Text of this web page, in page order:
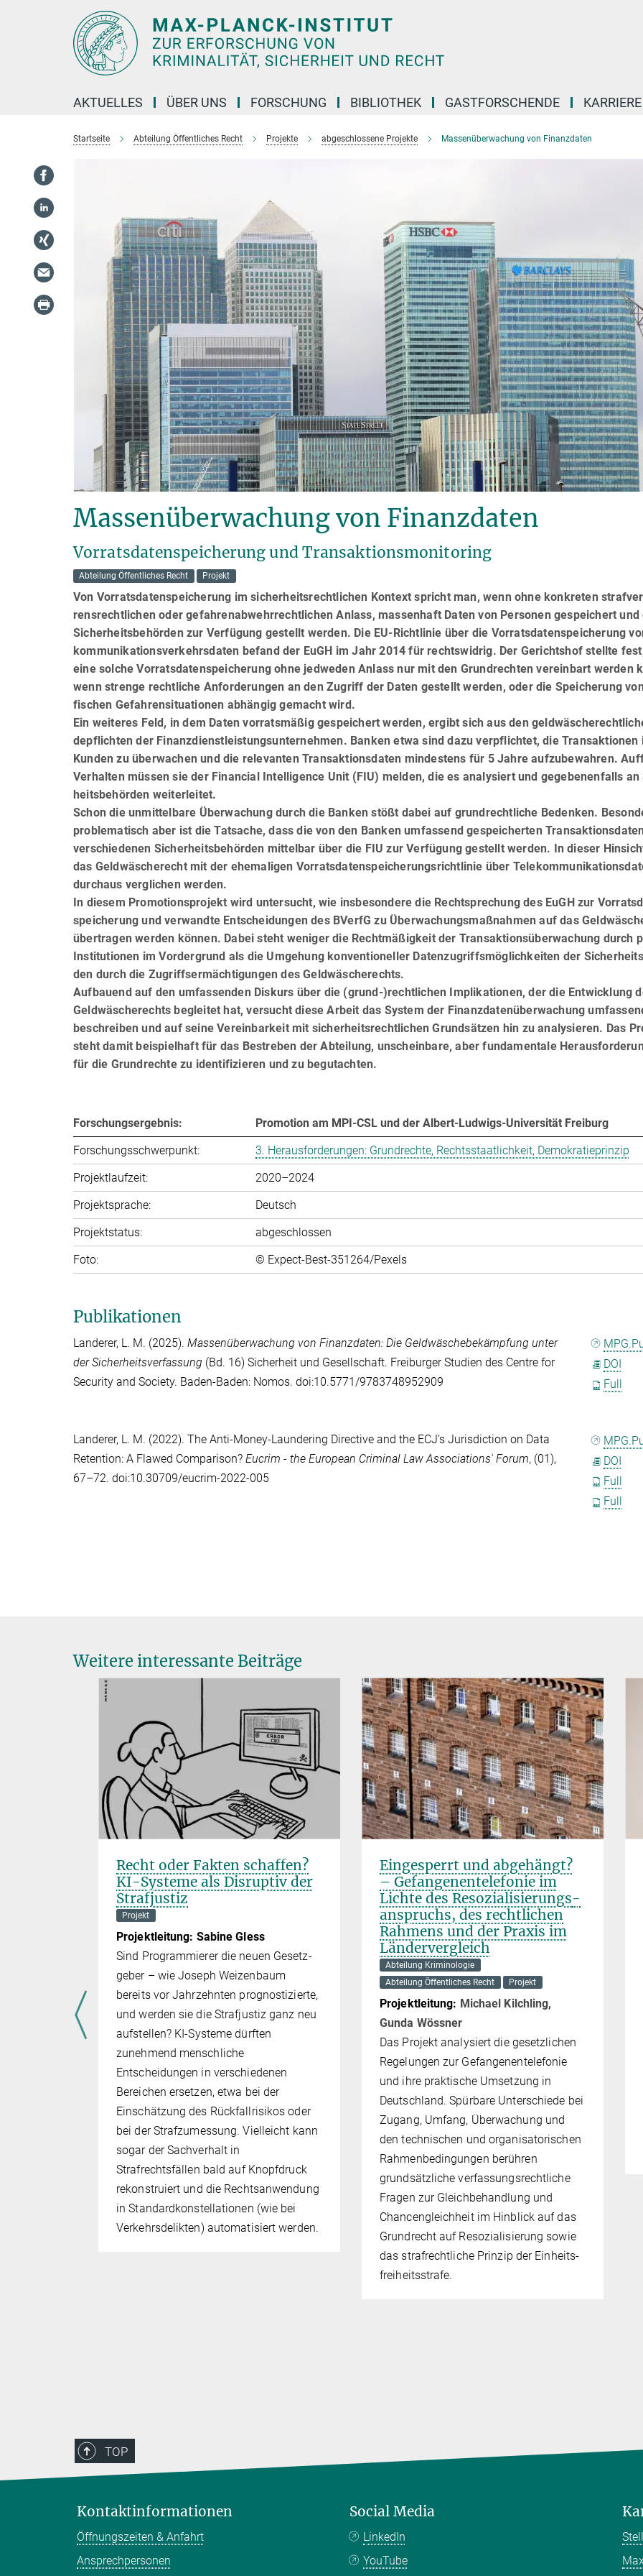
AKTUELLES ÜBER UNS FORSCHUNG BIBLIOTHEK GASTFORSCHENDE
Startseite Abteilung Öffentliches Recht Projekte abgeschlossene Projekte Massenüberwachung von Finanzdaten
Massenüberwachung von Finanzdaten
Vorratsdatenspeicherung und Transaktionsmonitoring
Abteilung Öffentliches Recht Projekt
Von Vorratsdatenspeicherung im sicherheitsrechtlichen Kontext spricht man, wenn ohne konkreten
rens­recht­li­chen oder gefahrenabwehrrechtlichen Anlass, massenhaft Daten von Personen gespeichert und
Sicherheitsbehörden zur Verfügung gestellt werden. Die EU-Richtlinie über die Vorratsdatenspeicherung
kommunikationsverkehrsdaten befand der EuGH im Jahr 2014 für rechtswidrig. Der Gerichtshof stellte
eine solche Vorratsdatenspeicherung ohne jedweden Anlass nur mit den Grundrechten vereinbart werden
wenn strenge rechtliche Anforderungen an den Zugriff der Daten gestellt werden, oder die Speicherung
fi­schen Gefahrensituationen abhängig gemacht wird.
Ein weiteres Feld, in dem Daten vorratsmäßig gespeichert werden, ergibt sich aus den
de­pflichten der Finanzdienstleistungsunternehmen. Banken etwa sind dazu verpflichtet, die Transaktionen
Kunden zu überwachen und die relevanten Transaktionsdaten mindestens für 5 Jahre aufzubewahren.
Verhalten müssen sie der Financial Intelligence Unit (FIU) melden, die es analysiert und gegebenenfalls
heits­behör­den weiterleitet.
Schon die unmittelbare Überwachung durch die Banken stößt dabei auf grundrechtliche Bedenken.
pro­ble­matisch aber ist die Tatsache, dass die von den Banken umfassend gespeicherten Transaktionsdaten
verschie­de­nen Sicherheitsbehörden mittelbar über die FIU zur Verfügung gestellt werden. In dieser
das Geld­wäscherecht mit der ehemaligen Vorratsdatenspeicherungsrichtlinie über
durchaus verglichen werden.
In diesem Promotionsprojekt wird untersucht, wie insbesondere die Rechtsprechung des EuGH zur
spei­che­rung und verwandte Entscheidungen des BVerfG zu Überwachungsmaßnahmen auf das
übertragen werden können. Dabei steht weniger die Rechtmäßigkeit der Transaktionsüberwachung durch
Institutionen im Vordergrund als die Umgehung konventioneller Datenzugriffsmöglichkeiten der
den durch die Zugriffsermächtigungen des Geldwäscherechts.
Aufbauend auf den umfassenden Diskurs über die (grund-)rechtlichen Implikationen, der die Entwicklung
Geld­wäscherechts begleitet hat, versucht diese Arbeit das System der Finanzdatenüberwachung
beschreiben und auf seine Vereinbarkeit mit sicherheitsrechtlichen Grundsätzen hin zu analysieren. Das
steht damit beispielhaft für das Bestreben der Abteilung, unscheinbare, aber fundamentale
für die Grundrechte zu identifizieren und zu begutachten.
Forschungsergebnis:
Promotion am MPI-CSL und der Albert-Ludwigs-Universität Freiburg
Forschungsschwerpunkt:
3. Herausforderungen: Grundrechte, Rechtsstaatlichkeit, Demokratieprinzip
Projektlaufzeit:
2020–2024
Projektsprache:
Deutsch
Projektstatus:
abgeschlossen
Foto:
© Expect-Best-351264/Pexels
Publikationen
Landerer, L. M. (2025). Massenüberwachung von Finanzdaten: Die Geldwäschebekämpfung unter
der Sicherheitsverfassung (Bd. 16) Sicherheit und Gesellschaft. Freiburger Studien des Centre for
Security and Society. Baden-Baden: Nomos. doi:10.5771/9783748952909
DOI
Full
Landerer, L. M. (2022). The Anti-Money-Laundering Directive and the ECJ’s Jurisdiction on Data
Retention: A Flawed Comparison? Eucrim - the European Criminal Law Associations' Forum, (01),
67–72. doi:10.30709/eucrim-2022-005
DOI
Full
Full
Weitere interessante Beiträge
Recht oder Fakten schaffen?
KI-Systeme als Disruptiv der
Strafjustiz
Projekt
Projektleitung: Sabine Gless
Sind Programmierer die neuen Ge­setz­
geber – wie Joseph Weizenbaum
bereits vor Jahr­zehn­ten prognostizierte,
und werden sie die Strafjustiz ganz neu
auf­stel­len? KI-Systeme dürften
zunehmend menschliche
Entscheidungen in ver­schie­denen
Bereichen ersetzen, etwa bei der
Einschätzung des Rückfallrisikos oder
bei der Strafzumessung. Vielleicht kann
sogar der Sachverhalt in
Strafrechtsfällen bald auf Knopfdruck
rekonstruiert und die Rechts­anwen­dung
in Standardkonstellationen (wie bei
Verkehrsdelikten) automatisiert werden.
Eingesperrt und abgehängt?
– Gefan­ge­n­en­telefo­nie im
Lich­te des Reso­zia­li­sie­rungs­
anspruchs, des rechtlichen
Rah­mens und der Praxis im
Ländervergleich
Abteilung Kriminologie
Abteilung Öffentliches Recht
Projekt
Projektleitung: Michael Kilchling,
Gunda Wössner
Das Projekt analysiert die gesetzlichen
Regelungen zur Gefan­gen­en­telefonie
und ihre prak­ti­sche Umsetzung in
Deutschland. Spürbare Unterschiede bei
Zugang, Umfang, Überwachung und
den technischen und organisa­to­ri­schen
Rahmen­bedin­gun­gen berühren
grundsätzliche verfassungsrechtliche
Fragen zur Gleich­behand­lung und
Chancengleichheit im Hinblick auf das
Grundrecht auf Resozialisierung sowie
das strafrechtliche Prinzip der Einheits­
frei­heits­strafe.
TOP
Kontaktinformationen
Öffnungszeiten & Anfahrt
Ansprechpersonen
Social Media
LinkedIn
YouTube